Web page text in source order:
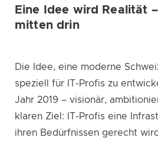
Eine Idee wird Realität
mitten drin
Die Idee, eine moderne
speziell für IT-Profis zu
Jahr 2019 – visionär,
klaren Ziel: IT-Profis eine
ihren Bedürfnissen gerecht